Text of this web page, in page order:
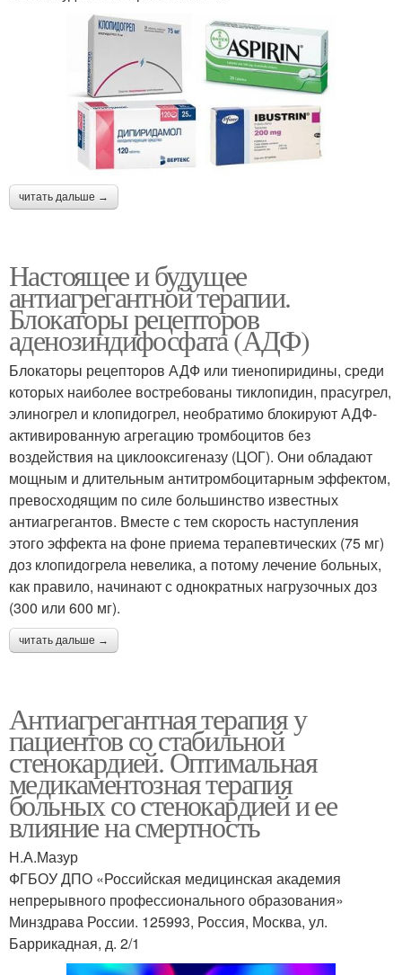
читать дальше →
Настоящее и будущее
антиагрегантной терапии.
Блокаторы рецепторов
аденозиндифосфата (АДФ)
Блокаторы рецепторов АДФ или тиенопиридины, среди
которых наиболее востребованы тиклопидин, прасугрел,
элиногрел и клопидогрел, необратимо блокируют АДФ-
активированную агрегацию тромбоцитов без
воздействия на циклооксигеназу (ЦОГ). Они обладают
мощным и длительным антитромбоцитарным эффектом,
превосходящим по силе большинство известных
антиагрегантов. Вместе с тем скорость наступления
этого эффекта на фоне приема терапевтических (75 мг)
доз клопидогрела невелика, а потому лечение больных,
как правило, начинают с однократных нагрузочных доз
(300 или 600 мг).
читать дальше →
Антиагрегантная терапия у
пациентов со стабильной
стенокардией. Оптимальная
медикаментозная терапия
больных со стенокардией и ее
влияние на смертность
Н.А.Мазур
ФГБОУ ДПО «Российская медицинская академия
непрерывного профессионального образования»
Минздрава России. 125993, Россия, Москва, ул.
Баррикадная, д. 2/1